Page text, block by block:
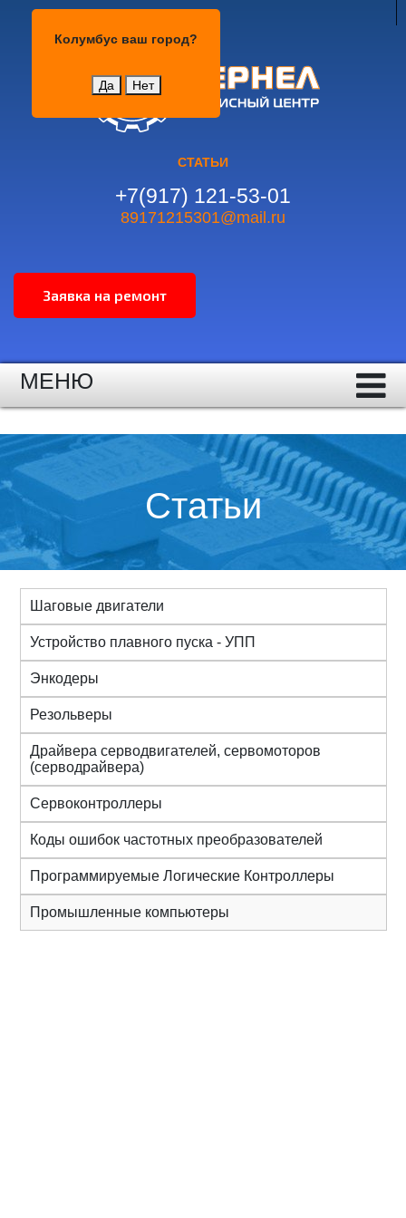
Колумбус ваш город?
Да Нет
СТАТЬИ
+7(917) 121-53-01
89171215301@mail.ru
МЕНЮ
Статьи
Шаговые двигатели
Устройство плавного пуска - УПП
Энкодеры
Резольверы
Драйвера серводвигателей, сервомоторов
(серводрайвера)
Сервоконтроллеры
Коды ошибок частотных преобразователей
Программируемые Логические Контроллеры
Промышленные компьютеры